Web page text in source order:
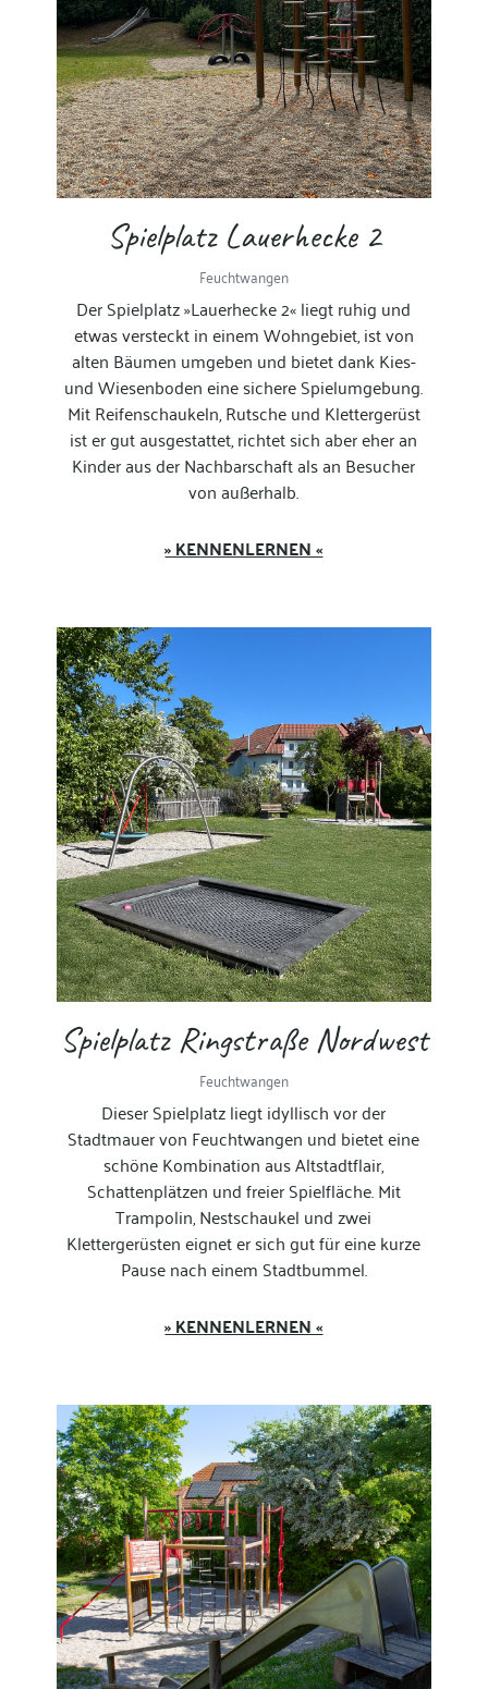
Spielplatz Lauerhecke 2
Feuchtwangen
Der Spielplatz »Lauerhecke 2« liegt ruhig und
etwas versteckt in einem Wohngebiet, ist von
alten Bäumen umgeben und bietet dank Kies-
und Wiesenboden eine sichere Spielumgebung.
Mit Reifenschaukeln, Rutsche und Klettergerüst
ist er gut ausgestattet, richtet sich aber eher an
Kinder aus der Nachbarschaft als an Besucher
von außerhalb.
» KENNENLERNEN «
Spielplatz Ringstraße Nordwest
Feuchtwangen
Dieser Spielplatz liegt idyllisch vor der
Stadtmauer von Feuchtwangen und bietet eine
schöne Kombination aus Altstadtflair,
Schattenplätzen und freier Spielfläche. Mit
Trampolin, Nestschaukel und zwei
Klettergerüsten eignet er sich gut für eine kurze
Pause nach einem Stadtbummel.
» KENNENLERNEN «